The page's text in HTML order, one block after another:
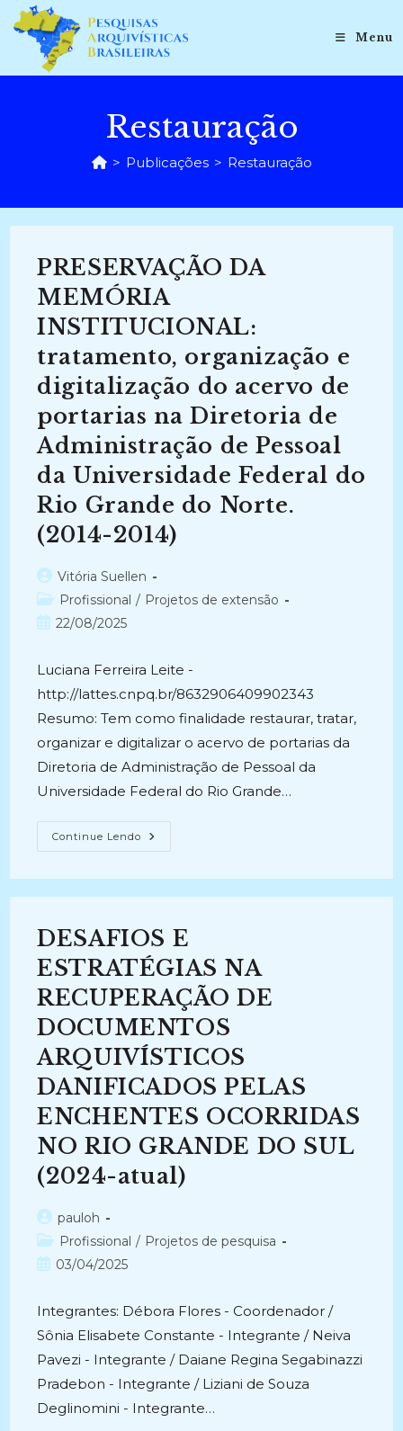
para
conteúdo
Menu
Restauração
> Publicações > Restauração
PRESERVAÇÃO DA
MEMÓRIA
INSTITUCIONAL:
tratamento, organização e
digitalização do acervo de
portarias na Diretoria de
Administração de Pessoal
da Universidade Federal do
Rio Grande do Norte.
(2014-2014)
Autor
do
post:
Vitória Suellen
Categoria
do
Profissional / Projetos de extensão
Post22/08/2025
Luciana Ferreira Leite -
http://lattes.cnpq.br/8632906409902343
Resumo: Tem como finalidade restaurar, tratar,
organizar e digitalizar o acervo de portarias da
Diretoria de Administração de Pessoal da
Universidade Federal do Rio Grande…
Continue Lendo PRESERVAÇÃO
DA
Organização
Do
Acervo
De
Portarias
Na
Diretoria
Administração
De
Pessoal
Da
Universidade
Federal
Rio
Grande
Do
Norte.
(2014-
2014)
DESAFIOS E
ESTRATÉGIAS NA
RECUPERAÇÃO DE
DOCUMENTOS
ARQUIVÍSTICOS
DANIFICADOS PELAS
ENCHENTES OCORRIDAS
NO RIO GRANDE DO SUL
(2024-atual)
Autor
do
post:
pauloh
Categoria
do
Profissional / Projetos de pesquisa
Post03/04/2025
Integrantes: Débora Flores - Coordenador /
Sônia Elisabete Constante - Integrante / Neiva
Pavezi - Integrante / Daiane Regina Segabinazzi
Pradebon - Integrante / Liziani de Souza
Deglinomini - Integrante…